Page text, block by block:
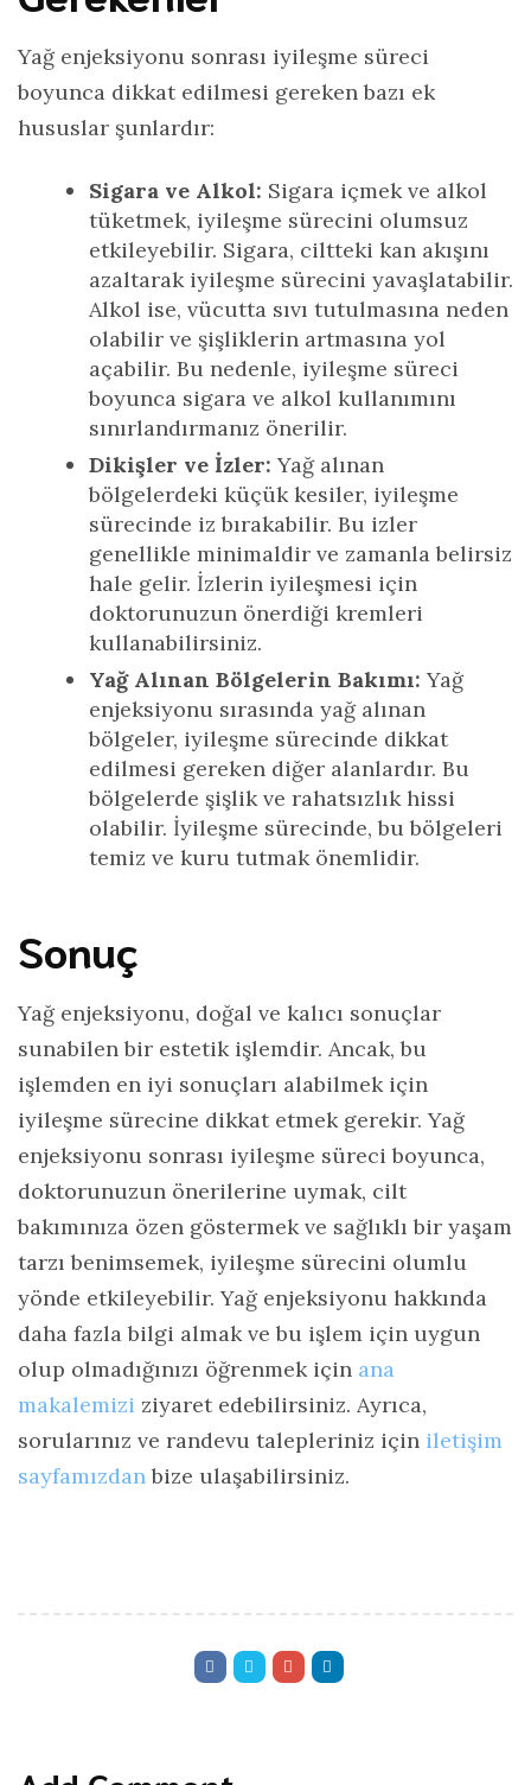
Yağ enjeksiyonu sonrası iyileşme süreci
boyunca dikkat edilmesi gereken bazı ek
hususlar şunlardır:
Sigara ve Alkol: Sigara içmek ve alkol
tüketmek, iyileşme sürecini olumsuz
etkileyebilir. Sigara, ciltteki kan akışını
azaltarak iyileşme sürecini yavaşlatabilir.
Alkol ise, vücutta sıvı tutulmasına neden
olabilir ve şişliklerin artmasına yol
açabilir. Bu nedenle, iyileşme süreci
boyunca sigara ve alkol kullanımını
sınırlandırmanız önerilir.
Dikişler ve İzler: Yağ alınan
bölgelerdeki küçük kesiler, iyileşme
sürecinde iz bırakabilir. Bu izler
genellikle minimaldir ve zamanla belirsiz
hale gelir. İzlerin iyileşmesi için
doktorunuzun önerdiği kremleri
kullanabilirsiniz.
Yağ Alınan Bölgelerin Bakımı: Yağ
enjeksiyonu sırasında yağ alınan
bölgeler, iyileşme sürecinde dikkat
edilmesi gereken diğer alanlardır. Bu
bölgelerde şişlik ve rahatsızlık hissi
olabilir. İyileşme sürecinde, bu bölgeleri
temiz ve kuru tutmak önemlidir.
Sonuç
Yağ enjeksiyonu, doğal ve kalıcı sonuçlar
sunabilen bir estetik işlemdir. Ancak, bu
işlemden en iyi sonuçları alabilmek için
iyileşme sürecine dikkat etmek gerekir. Yağ
enjeksiyonu sonrası iyileşme süreci boyunca,
doktorunuzun önerilerine uymak, cilt
bakımınıza özen göstermek ve sağlıklı bir yaşam
tarzı benimsemek, iyileşme sürecini olumlu
yönde etkileyebilir. Yağ enjeksiyonu hakkında
daha fazla bilgi almak ve bu işlem için uygun
olup olmadığınızı öğrenmek için ana
makalemizi ziyaret edebilirsiniz. Ayrıca,
sorularınız ve randevu talepleriniz için iletişim
sayfamızdanbize ulaşabilirsiniz.